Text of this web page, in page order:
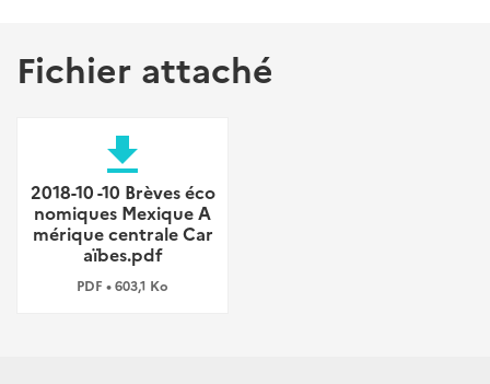
Fichier attaché
file_download
2018-10 -10 Brèves éco
nomiques Mexique A
mérique centrale Car
aïbes.pdf
PDF • 603,1 Ko